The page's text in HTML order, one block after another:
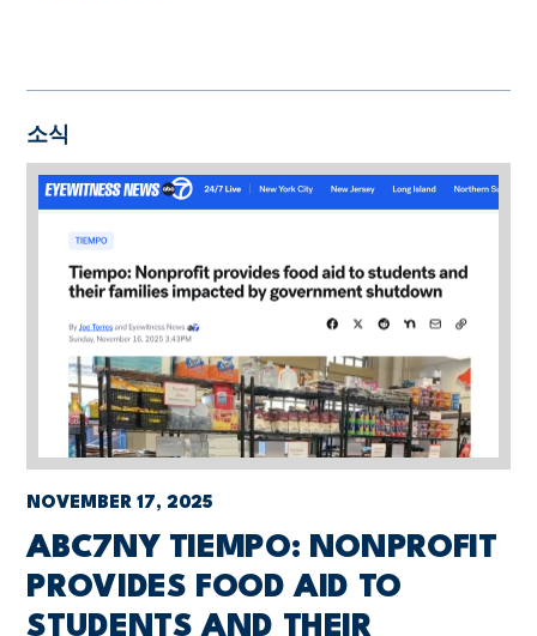
소식
NOVEMBER 17, 2025
ABC7NY TIEMPO: NONPROFIT
PROVIDES FOOD AID TO
STUDENTS AND THEIR